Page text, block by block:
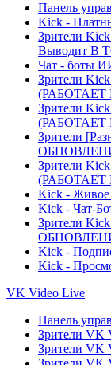
Панель
Kick -
Зрители
Выводит В
Чат - боты
Зрители
Зрители
Зрители
Зрители
Kick -
Kick - Чат-
Зрители
Kick -
Kick -
VK Video Live
Панель
Зрители VK
Зрители VK